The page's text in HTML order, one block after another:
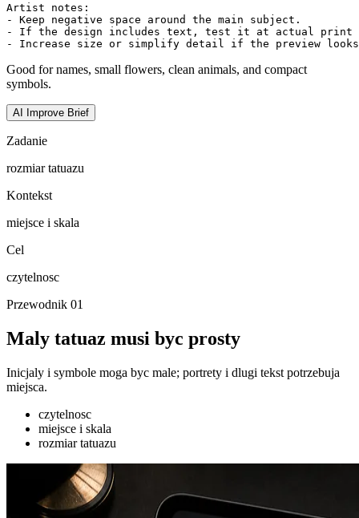
Artist notes:
- Keep negative space around the main subject.
- If the design includes text, test it at actual print
- Increase size or simplify detail if the preview looks
Good for names, small flowers, clean animals, and compact
symbols.
AI Improve Brief
Zadanie
rozmiar tatuazu
Kontekst
miejsce i skala
Cel
czytelnosc
Przewodnik 01
Maly tatuaz musi byc prosty
Inicjaly i symbole moga byc male; portrety i dlugi tekst potrzebuja
miejsca.
czytelnosc
miejsce i skala
rozmiar tatuazu